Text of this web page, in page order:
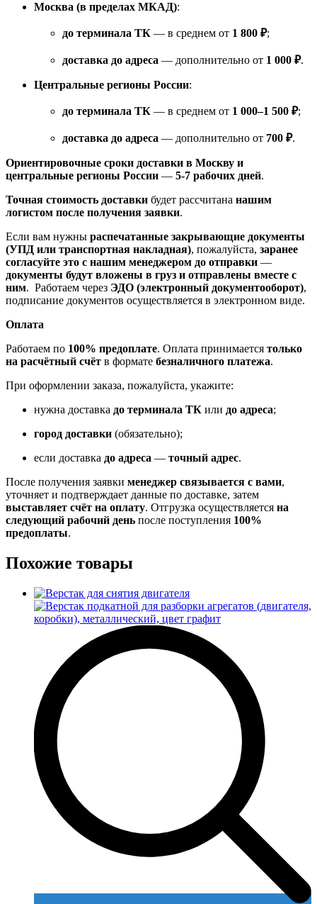
Москва (в пределах МКАД):
до терминала ТК — в среднем от 1 800 ₽;
доставка до адреса — дополнительно от 1 000 ₽.
Центральные регионы России:
до терминала ТК — в среднем от 1 000–1 500 ₽;
доставка до адреса — дополнительно от 700 ₽.
Ориентировочные сроки доставки в Москву и
центральные регионы России — 5-7 рабочих дней.
Точная стоимость доставки будет рассчитана нашим
логистом после получения заявки.
Если вам нужны распечатанные закрывающие документы
(УПД или транспортная накладная), пожалуйста, заранее
согласуйте это с нашим менеджером до отправки —
документы будут вложены в груз и отправлены вместе с
ним. Работаем через ЭДО (электронный документооборот),
подписание документов осуществляется в электронном виде.
Оплата
Работаем по 100% предоплате. Оплата принимается только
на расчётный счёт в формате безналичного платежа.
При оформлении заказа, пожалуйста, укажите:
нужна доставка до терминала ТК или до адреса;
город доставки (обязательно);
если доставка до адреса — точный адрес.
После получения заявки менеджер связывается с вами,
уточняет и подтверждает данные по доставке, затем
выставляет счёт на оплату. Отгрузка осуществляется на
следующий рабочий день после поступления 100%
предоплаты.
Похожие товары